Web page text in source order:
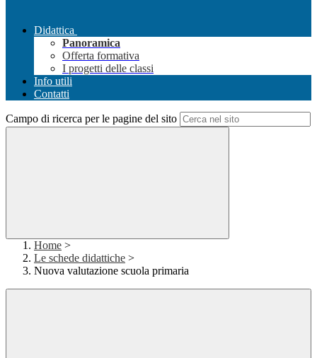
Didattica
Panoramica
Offerta formativa
I progetti delle classi
Info utili
Contatti
Campo di ricerca per le pagine del sito
Home >
Le schede didattiche >
Nuova valutazione scuola primaria